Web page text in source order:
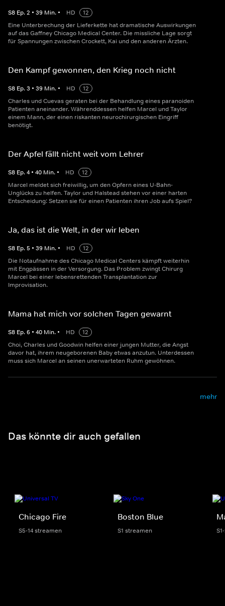
S8 Ep.2 • 39 Min. • HD
12
Eine Unterbrechung der Lieferkette hat dramatische Auswirkungen
auf das Gaffney Chicago Medical Center. Die missliche Lage sorgt
für Spannungen zwischen Crockett, Kai und den anderen Ärzten.
Den Kampf gewonnen, den Krieg noch nicht
S8 Ep.3 • 39 Min. • HD
12
Charles und Cuevas geraten bei der Behandlung eines paranoiden
Patienten aneinander. Währenddessen helfen Marcel und Taylor
einem Mann, der einen riskanten neurochirurgischen Eingriff
benötigt.
Der Apfel fällt nicht weit vom Lehrer
S8 Ep.4 • 40 Min. • HD
12
Marcel meldet sich freiwillig, um den Opfern eines U-Bahn-
Unglücks zu helfen. Taylor und Halstead stehen vor einer harten
Entscheidung: Setzen sie für einen Patienten ihren Job aufs Spiel?
Ja, das ist die Welt, in der wir leben
S8 Ep.5 • 39 Min. • HD
12
Die Notaufnahme des Chicago Medical Centers kämpft weiterhin
mit Engpässen in der Versorgung. Das Problem zwingt Chirurg
Marcel bei einer lebensrettenden Transplantation zur
Improvisation.
Mama hat mich vor solchen Tagen gewarnt
S8 Ep.6 • 40 Min. • HD
12
Choi, Charles und Goodwin helfen einer jungen Mutter, die Angst
davor hat, ihrem neugeborenen Baby etwas anzutun. Unterdessen
muss sich Marcel an seinen unerwarteten Ruhm gewöhnen.
mehr
Das könnte dir auch gefallen
Chicago Fire
S5-14 streamen
Boston Blue
S1 streamen